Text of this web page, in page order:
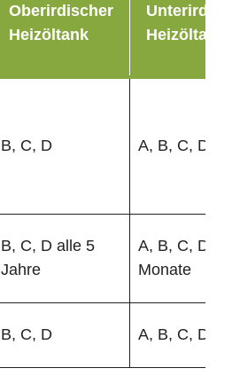
Oberirdischer
Heizöltank
Heizöltank
B, C, D A, B, C, D
B, C, D alle 5
Jahre
A, B, C, D
Monate
B, C, D A, B, C, D